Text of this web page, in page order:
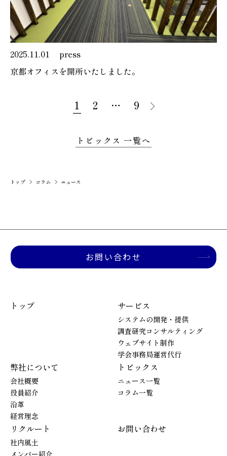
2025.11.01
press
京都オフィスを開所いたしました。
1 2 … 9
トピックス 一覧へ
トップ コラム ニュース
お問い合わせ
トップ サービス
システムの開発・提供
調査研究コンサルティング
ウェブサイト制作
学会事務局運営代行
弊社について
会社概要
役員紹介
沿革
経営理念
トピックス
ニュース一覧
コラム一覧
リクルート
社内風土
お問い合わせ